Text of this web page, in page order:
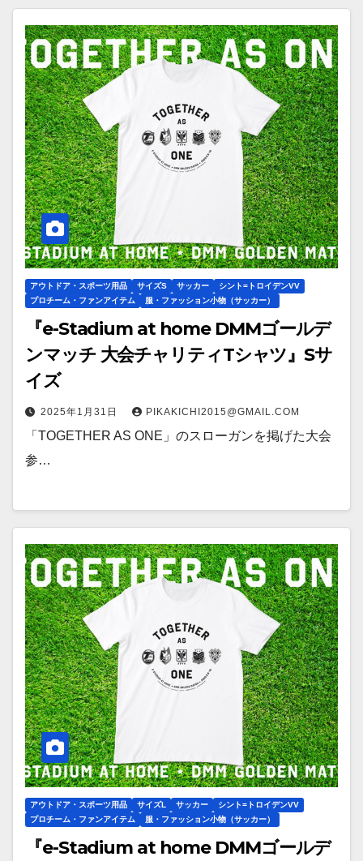
アウトドア・スポーツ用品 サイズS サッカー
シント=トロイデンVV
プロチーム・ファンアイテム
服・ファッション小物（サッカー）
『e-Stadium at home DMMゴールデ
ンマッチ 大会チャリティTシャツ』Sサ
イズ
2025年1月31日 PIKAKICHI2015@GMAIL.COM
「TOGETHER AS ONE」のスローガンを掲げた大会
参…
アウトドア・スポーツ用品 サイズL サッカー
シント=トロイデンVV
プロチーム・ファンアイテム
服・ファッション小物（サッカー）
『e-Stadium at home DMMゴールデ